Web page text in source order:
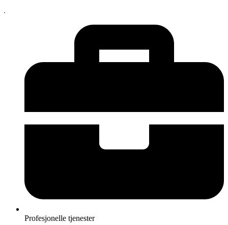
Profesjonelle tjenester